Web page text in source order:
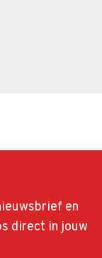
en
direct in jouw